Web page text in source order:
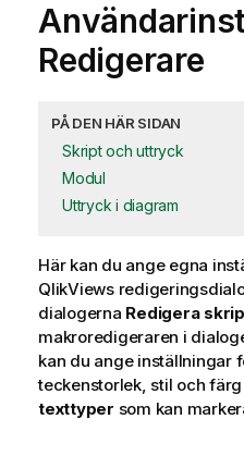
Redigerare
PÅ DEN HÄR SIDAN
Skript och uttryck
Modul
Uttryck i diagram
Här kan du ange egna
QlikViews
dialogerna Redigera
makroredigeraren i
kan du ange inställningar
teckenstorlek, stil och
texttyper som kan